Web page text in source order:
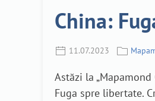
China:
11.07.2023
Astăzi la „Mapamond
Fuga spre libertate.